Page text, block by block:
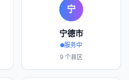
宁
宁德市
服务中
9 个县区